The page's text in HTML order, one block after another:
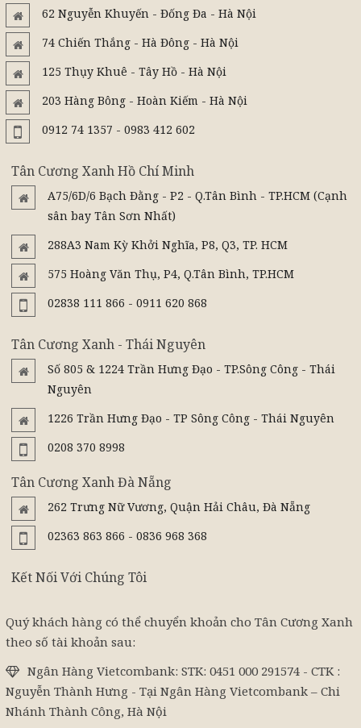
62 Nguyễn Khuyến - Đống Đa - Hà Nội
74 Chiến Thắng - Hà Đông - Hà Nội
125 Thụy Khuê - Tây Hồ - Hà Nội
203 Hàng Bông - Hoàn Kiếm - Hà Nội
0912 74 1357 - 0983 412 602
Tân Cương Xanh Hồ Chí Minh
A75/6D/6 Bạch Đằng - P2 - Q.Tân Bình - TP.HCM (Cạnh
sân bay Tân Sơn Nhất)
288A3 Nam Kỳ Khởi Nghĩa, P8, Q3, TP. HCM
575 Hoàng Văn Thụ, P4, Q.Tân Bình, TP.HCM
02838 111 866 - 0911 620 868
Tân Cương Xanh - Thái Nguyên
Số 805 & 1224 Trần Hưng Đạo - TP.Sông Công - Thái
Nguyên
1226 Trần Hưng Đạo - TP Sông Công - Thái Nguyên
0208 370 8998
Tân Cương Xanh Đà Nẵng
262 Trưng Nữ Vương, Quận Hải Châu, Đà Nẵng
02363 863 866 - 0836 968 368
Kết Nối Với Chúng Tôi
Quý khách hàng có thể chuyển khoản cho Tân Cương Xanh
theo số tài khoản sau:
Ngân Hàng Vietcombank: STK: 0451 000 291574 - CTK :
Nguyễn Thành Hưng - Tại Ngân Hàng Vietcombank – Chi
Nhánh Thành Công, Hà Nội